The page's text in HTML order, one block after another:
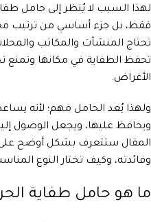
لهذا السبب لا يُنظر إلى حامل
فقط، بل جزء أساسي من ترتيب
تحتاج المنشآت والمكاتب
تحفظ الطفاية في مكانها وتمنع
الأغراض.
ولهذا يُعد الحامل مهم؛ لأنه
ويحافظ عليها، ويجعل الوصول
المقال ستتعرف بشكل أوضح على
وفائدته، وكيف تختار النوع
ما هو حامل طفاية